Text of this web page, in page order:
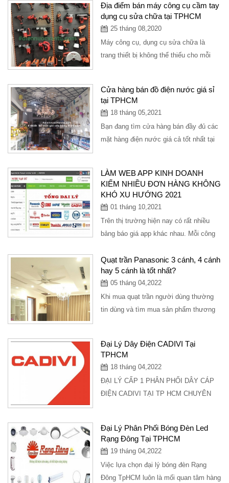
các...
Địa điểm bán máy công cụ cầm tay
dụng cụ sửa chữa tại TPHCM
25 tháng 08,2020
Máy công cụ, dụng cụ sửa chữa là
trang thiết bị không thể thiếu cho mỗi
Cửa hàng bán đồ điện nước giá sỉ
tại TPHCM
18 tháng 05,2021
Bạn đang tìm cửa hàng bán đầy đủ các
mặt hàng điện nước giá cả tốt nhất tại
LÀM WEB APP KINH DOANH
KIẾM NHIỀU ĐƠN HÀNG KHÔNG
KHÓ XU HƯỚNG 2021
01 tháng 10,2021
Trên thị trường hiện nay có rất nhiều
bảng báo giá app khác nhau. Mỗi công
khác...
Quạt trần Panasonic 3 cánh, 4 cánh
hay 5 cánh là tốt nhất?
05 tháng 04,2022
Khi mua quạt trần người dùng thường
tin dùng và tìm mua sản phẩm thương
Đại Lý Dây Điện CADIVI Tại
TPHCM
18 tháng 04,2022
ĐẠI LÝ CẤP 1 PHÂN PHỐI DÂY CÁP
ĐIỆN CADIVI TẠI TP HCM CHUYÊN
Đại Lý Phân Phối Bóng Đèn Led
Rạng Đông Tại TPHCM
19 tháng 04,2022
Việc lựa chọn đại lý bóng đèn Rạng
Đông TpHCM luôn là mối quan tâm hàng